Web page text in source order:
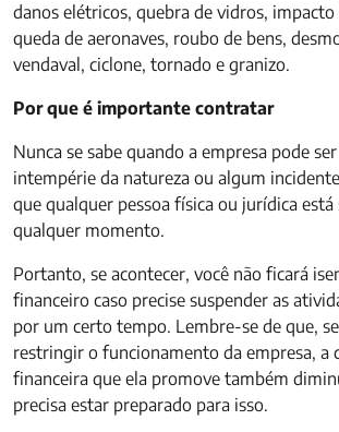
danos elétricos, quebra de vidros, impacto
queda de aeronaves, roubo de bens,
vendaval, ciclone, tornado e granizo.
Por que é importante contratar
Nunca se sabe quando a empresa pode
intempérie da natureza ou algum
que qualquer pessoa física ou jurídica
qualquer momento.
Portanto, se acontecer, você não ficará
financeiro caso precise suspender as
por um certo tempo. Lembre-se de que,
restringir o funcionamento da empresa, a
financeira que ela promove também
precisa estar preparado para isso.